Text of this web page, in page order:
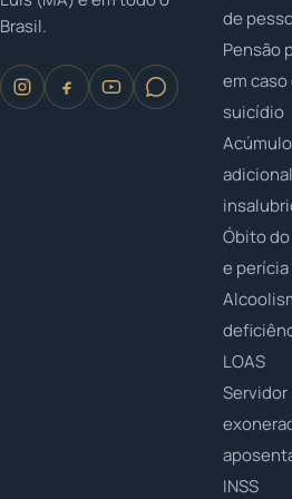
Brasil.
de
Pensão
em caso
suicídio
Óbito
e
LOAS
Servidor
INSS